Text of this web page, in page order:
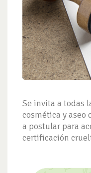
Se invita a todas
cosmética y aseo
a postular para
certificación